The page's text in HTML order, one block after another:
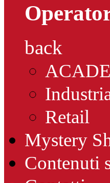
back
Retail
Mystery
Contenuti